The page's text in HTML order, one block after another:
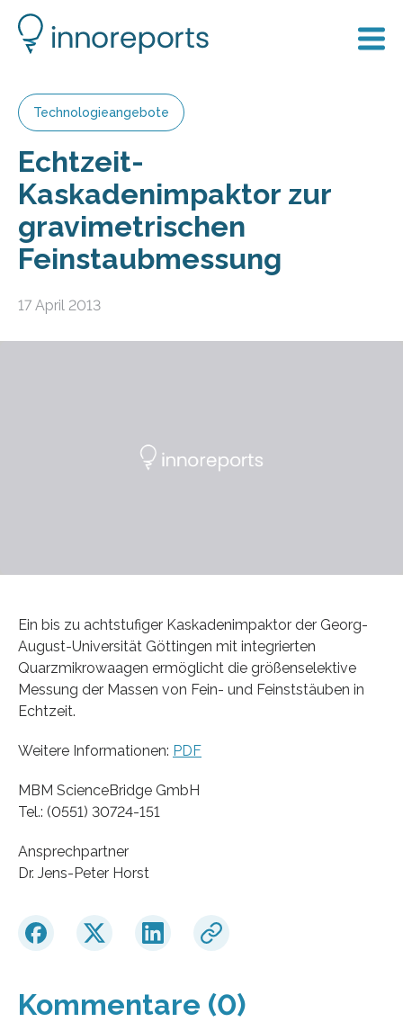
Technologieangebote
Echtzeit-
Kaskadenimpaktor zur
gravimetrischen
Feinstaubmessung
17 April 2013
Ein bis zu achtstufiger Kaskadenimpaktor der Georg-
August-Universität Göttingen mit integrierten
Quarzmikrowaagen ermöglicht die größenselektive
Messung der Massen von Fein- und Feinststäuben in
Echtzeit.
Weitere Informationen: PDF
MBM ScienceBridge GmbH
Tel.: (0551) 30724-151
Ansprechpartner
Dr. Jens-Peter Horst
Kommentare (0)